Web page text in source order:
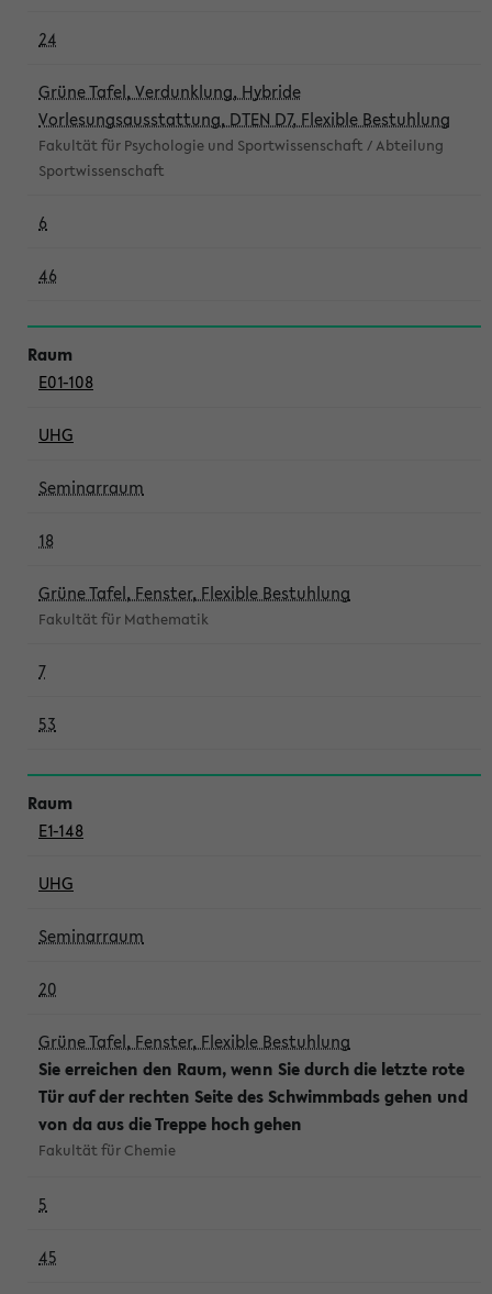
24
Grüne Tafel, Verdunklung, Hybride
Vorlesungsausstattung, DTEN D7, Flexible Bestuhlung
Fakultät für Psychologie und Sportwissenschaft / Abteilung
Sportwissenschaft
6
46
E01-108
UHG
Seminarraum
18
Grüne Tafel, Fenster, Flexible Bestuhlung
Fakultät für Mathematik
7
53
E1-148
UHG
Seminarraum
20
Grüne Tafel, Fenster, Flexible Bestuhlung
Sie erreichen den Raum, wenn Sie durch die letzte rote
Tür auf der rechten Seite des Schwimmbads gehen und
von da aus die Treppe hoch gehen
Fakultät für Chemie
5
45